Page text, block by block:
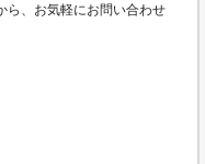
ら、お気軽にお問い合わせ